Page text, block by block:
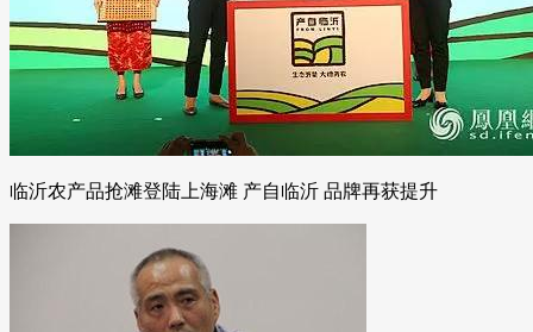
临沂农产品抢滩登陆上海滩 产自临沂 品牌再获提升